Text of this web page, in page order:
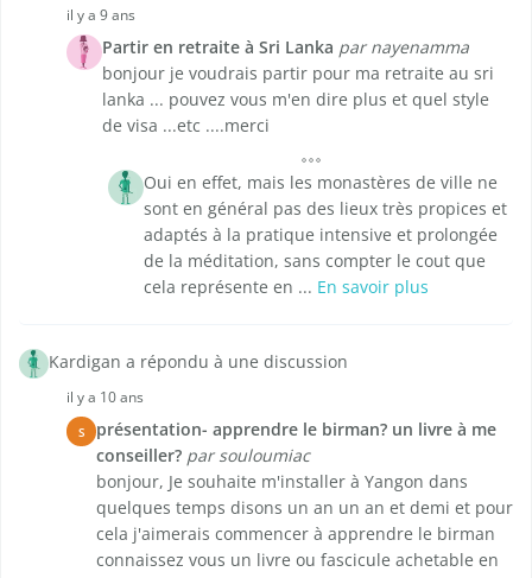
il y a 9 ans
Partir en retraite à Sri Lanka par nayenamma
bonjour je voudrais partir pour ma retraite au sri
lanka ... pouvez vous m'en dire plus et quel style
de visa ...etc ....merci
Oui en effet, mais les monastères de ville ne
sont en général pas des lieux très propices et
adaptés à la pratique intensive et prolongée
de la méditation, sans compter le cout que
cela représente en ... En savoir plus
Kardigan a répondu à une discussion
il y a 10 ans
S
présentation- apprendre le birman? un livre à me
conseiller? par souloumiac
bonjour, Je souhaite m'installer à Yangon dans
quelques temps disons un an un an et demi et pour
cela j'aimerais commencer à apprendre le birman
connaissez vous un livre ou fascicule achetable en